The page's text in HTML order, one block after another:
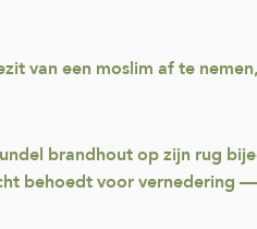
van een moslim af te
brandhout op zijn rug
behoedt voor vernedering